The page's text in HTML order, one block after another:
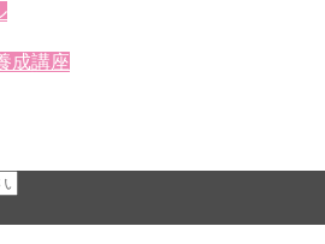
成講座